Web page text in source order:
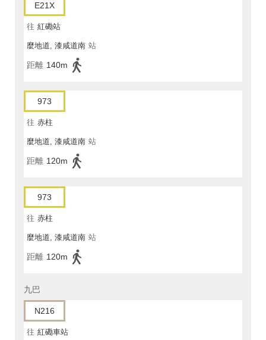
E21X
往 紅磡站
麼地道, 漆咸道南 站
距離 140m
973
往 赤柱
麼地道, 漆咸道南 站
距離 120m
973
往 赤柱
麼地道, 漆咸道南 站
距離 120m
九巴
N216
往 紅磡車站